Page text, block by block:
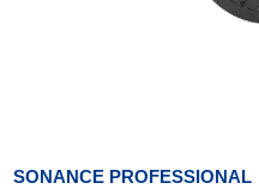
SONANCE PROFESSIONAL